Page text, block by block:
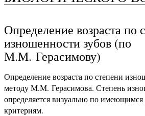
Определение возраста по
изношенности зубов (по
М.М. Герасимову)
Определение возраста по степени
методу М.М. Герасимова. Степень
определяется визуально по
критериям.